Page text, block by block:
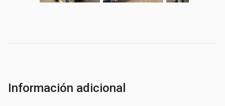
Información adicional